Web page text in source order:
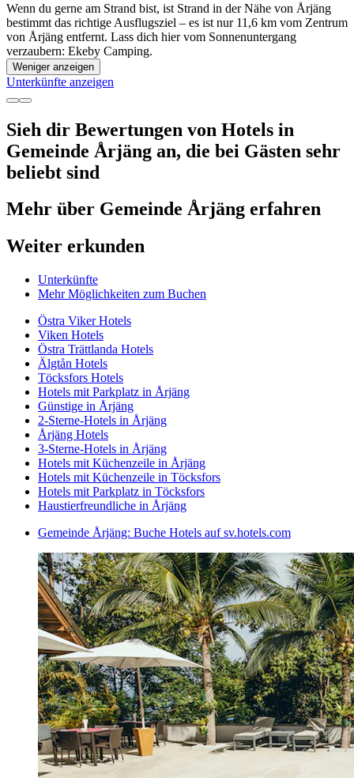
Wenn du gerne am Strand bist, ist Strand in der Nähe von Årjäng
bestimmt das richtige Ausflugsziel – es ist nur 11,6 km vom Zentrum
von Årjäng entfernt. Lass dich hier vom Sonnenuntergang
verzaubern: Ekeby Camping.
Weniger anzeigen
Unterkünfte anzeigen
Sieh dir Bewertungen von Hotels in
Gemeinde Årjäng an, die bei Gästen sehr
beliebt sind
Mehr über Gemeinde Årjäng erfahren
Weiter erkunden
Unterkünfte
Mehr Möglichkeiten zum Buchen
Östra Viker Hotels
Viken Hotels
Östra Trättlanda Hotels
Älgtån Hotels
Töcksfors Hotels
Hotels mit Parkplatz in Årjäng
Günstige in Årjäng
2-Sterne-Hotels in Årjäng
Årjäng Hotels
3-Sterne-Hotels in Årjäng
Hotels mit Küchenzeile in Årjäng
Hotels mit Küchenzeile in Töcksfors
Hotels mit Parkplatz in Töcksfors
Haustierfreundliche in Årjäng
Gemeinde Årjäng: Buche Hotels auf sv.hotels.com